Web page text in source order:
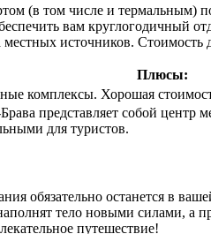
(в том числе и термальным)
вам круглогодичный
местных источников. Стоимость
Плюсы:
комплексы. Хорошая
представляет собой
для туристов.
обязательно останется в
тело новыми силами, а
путешествие!